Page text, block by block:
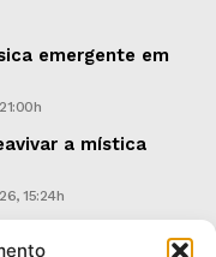
emergente em
a mística
15:24h